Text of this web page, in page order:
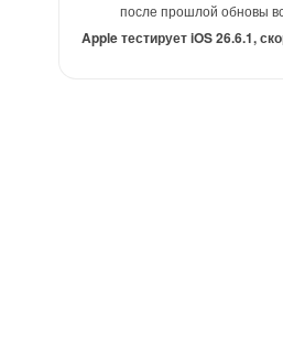
после прошлой обновы
Apple тестирует iOS 26.6.1,